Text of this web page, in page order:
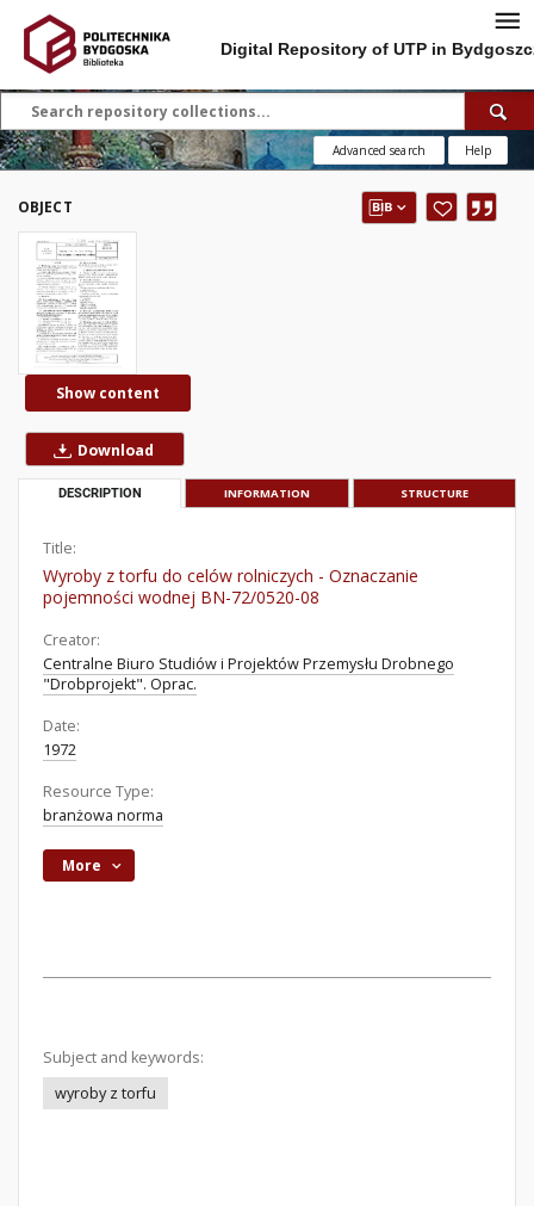
Digital Repository of UTP in
Advanced search Help
OBJECT
Show content
Download
DESCRIPTION INFORMATION STRUCTURE
Title:
Wyroby z torfu do celów rolniczych - Oznaczanie
pojemności wodnej BN-72/0520-08
Creator:
Centralne Biuro Studiów i Projektów Przemysłu Drobnego
"Drobprojekt". Oprac.
Date:
1972
Resource Type:
branżowa norma
More
Subject and keywords:
wyroby z torfu